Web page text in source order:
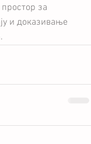
за
и доказивање